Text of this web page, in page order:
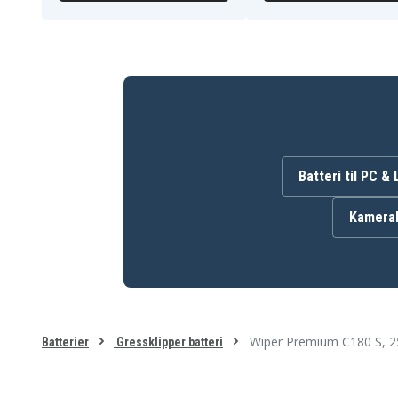
Tech Line D7
Tech Line DZ2
Wiper premium C8
Batteri til PC &
Batterier Gressklipper batteri Wiper Premium C180 S,